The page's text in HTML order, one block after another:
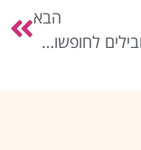
הבא
רעיונות מובילים לחופשות משפחתיות לחיבור וכיף